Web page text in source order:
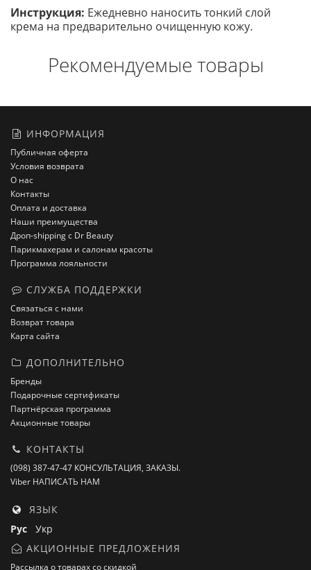
Инструкция: Ежедневно наносить тонкий слой
крема на предварительно очищенную кожу.
Рекомендуемые товары
ИНФОРМАЦИЯ
Публичная оферта
Условия возврата
О нас
Контакты
Оплата и доставка
Наши преимущества
Дроп-shipping с Dr Beauty
Парикмахерам и салонам красоты
Программа лояльности
СЛУЖБА ПОДДЕРЖКИ
Связаться с нами
Возврат товара
Карта сайта
ДОПОЛНИТЕЛЬНО
Бренды
Подарочные сертификаты
Партнёрская программа
Акционные товары
КОНТАКТЫ
(098) 387-47-47 КОНСУЛЬТАЦИЯ, ЗАКАЗЫ.
Viber НАПИСАТЬ НАМ
ЯЗЫК
Рус Укр
АКЦИОННЫЕ ПРЕДЛОЖЕНИЯ
Рассылка о товарах со скидкой